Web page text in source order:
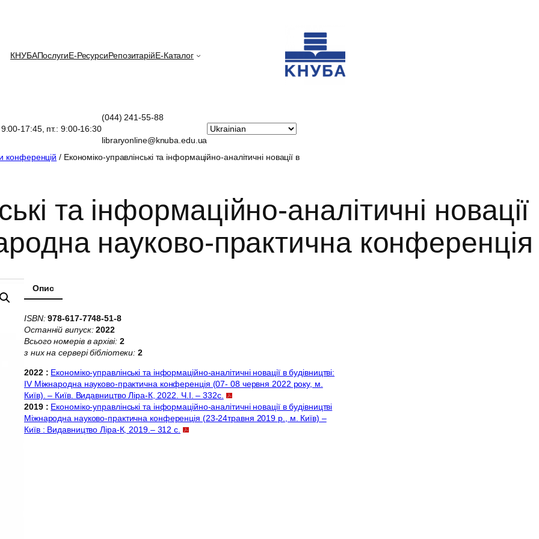
КНУБАПослугиE-РесурсиРепозитарійЕ-Каталог
9:00-17:45, пт.: 9:00-16:30
(044) 241-55-88
libraryonline@knuba.edu.ua
конференцій / Економіко-управлінські та інформаційно-аналітичні новації в
та інформаційно-аналітичні новації
науково-практична конференція
Опис
ISBN: 978-617-7748-51-8
Останній випуск:2022
Всього номерів в архіві: 2
з них на сервері бібліотеки:2
2022 : Економіко-управлінські та інформаційно-аналітичні новації в будівництві:
IV Міжнародна науково-практична конференція (07- 08 червня 2022 року, м.
Київ). – Київ. Видавництво Ліра-К, 2022. Ч.І. – 332с.
2019 : Економіко-управлінські та інформаційно-аналітичні новації в будівництві
Міжнародна науково-практична конференція (23-24травня 2019 р., м. Київ) –
Київ : Видавництво Ліра-К, 2019.– 312 с.